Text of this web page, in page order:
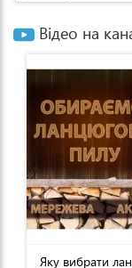
Відео на
Яку вибрати